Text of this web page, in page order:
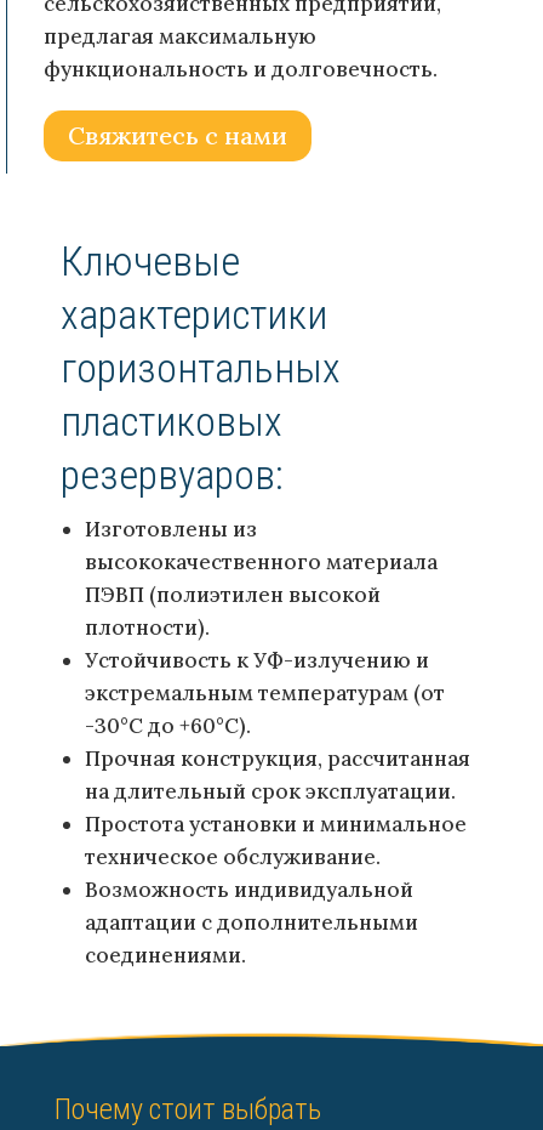
предлагая максимальную
функциональность и долговечность.
Свяжитесь с нами
Ключевые
характеристики
горизонтальных
пластиковых
резервуаров:
Изготовлены из
высококачественного материала
ПЭВП (полиэтилен высокой
плотности).
Устойчивость к УФ-излучению и
экстремальным температурам (от
-30°C до +60°C).
Прочная конструкция, рассчитанная
на длительный срок эксплуатации.
Простота установки и минимальное
техническое обслуживание.
Возможность индивидуальной
адаптации с дополнительными
соединениями.
Почему стоит выбрать